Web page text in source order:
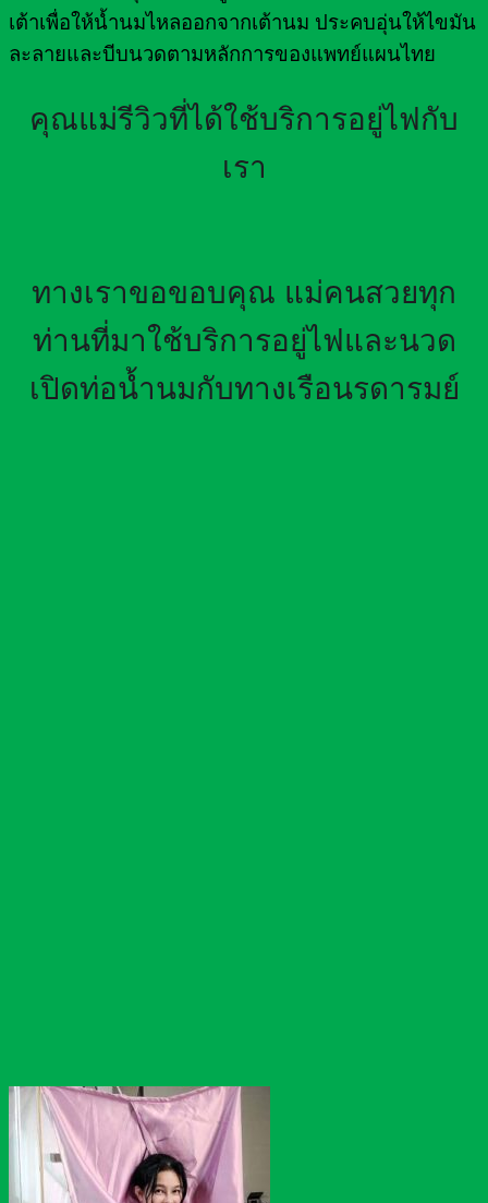
เต้าเพื่อให้น้ำนมไหลออกจากเต้านม ประคบอุ่นให้ไขมัน
ละลายและบีบนวดตามหลักการของแพทย์แผนไทย
คุณแม่รีวิวที่ได้ใช้บริการอยู่ไฟกับ
เรา
ทางเราขอขอบคุณ แม่คนสวยทุก
ท่านที่มาใช้บริการอยู่ไฟและนวด
เปิดท่อน้ำนมกับทางเรือนรดารมย์